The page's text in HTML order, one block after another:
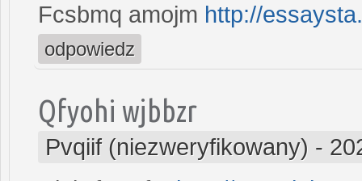
Fcsbmq amojm http://
odpowiedz
Qfyohi wjbbzr
Pvqiif (niezweryfikowany) -